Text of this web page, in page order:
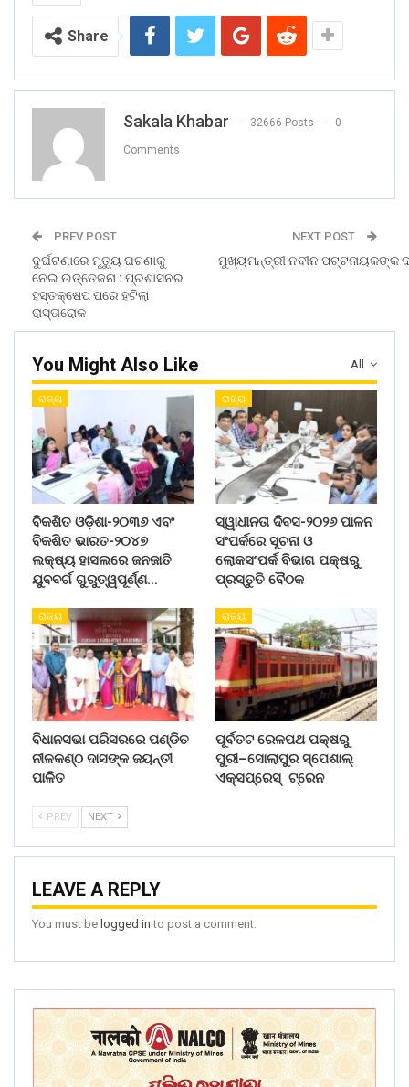
Share
Sakala Khabar 32666 Posts 0
Comments
PREV POST
ଦୁର୍ଘଟଣାରେ ମୃତ୍ୟୁ ଘଟଣାକୁ
ନେଇ ଉତ୍ତେଜନା : ପ୍ରଶାସନର
ହସ୍ତକ୍ଷେପ ପରେ ହଟିଲା
ରାସ୍ତାରୋକ
NEXT POST
ମୁଖ୍ୟମନ୍ତ୍ରୀ ନବୀନ ପଟ୍ଟନାୟକଙ୍କ
All
You Might Also Like
ରାଜ୍ୟ
ବିକଶିତ ଓଡ଼ିଶା-୨୦୩୬ ଏବଂ
ବିକଶିତ ଭାରତ-୨୦୪୭
ଲକ୍ଷ୍ୟ ହାସଲରେ ଜନଜାତି
ଯୁବବର୍ଗ ଗୁରୁତ୍ୱପୂର୍ଣ୍ଣ…
ରାଜ୍ୟ
ସ୍ୱାଧୀନତା ଦିବସ-୨୦୨୬ ପାଳନ
ସଂପର୍କରେ ସୂଚନା ଓ
ଲୋକସଂପର୍କ ବିଭାଗ ପକ୍ଷରୁ
ପ୍ରସ୍ତୁତି ବୈଠକ
ରାଜ୍ୟ
ବିଧାନସଭା ପରିସରରେ ପଣ୍ଡିତ
ନୀଳକଣ୍ଠ ଦାସଙ୍କ ଜୟନ୍ତୀ
ପାଳିତ
ରାଜ୍ୟ
ପୂର୍ବତଟ ରେଳପଥ ପକ୍ଷରୁ
ପୁରୀ–ସୋଲାପୁର ସ୍ପେଶାଲ୍
ଏକ୍ସପ୍ରେସ୍ ଟ୍ରେନ
PREV NEXT
LEAVE A REPLY
You must be logged in to post a comment.